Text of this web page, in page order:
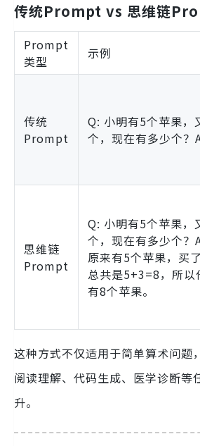
传统Prompt vs 思维链
Prompt
类型
示例
传统
Prompt
Q: 小明有5个苹果，
个，现在有多少个？
思维链
Prompt
Q: 小明有5个苹果，
个，现在有多少个？
原来有5个苹果，买了
总共是5+3=8，所以
有8个苹果。
这种方式不仅适用于简单算术问题
阅读理解、代码生成、医学诊断等
升。